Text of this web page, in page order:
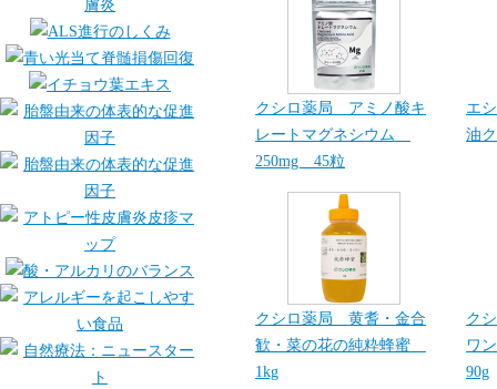
クシロ薬局 アミノ酸キ
レートマグネシウム
250mg 45粒
エ
油
クシロ薬局 黄耆・金合
歓・菜の花の純粋蜂蜜
1kg
ク
ワ
90g